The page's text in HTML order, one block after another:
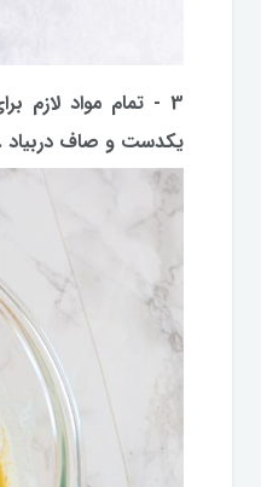
3 - تمام مواد
یکدست و صاف دربیاد .